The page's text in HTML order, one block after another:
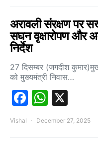
अरावली संरक्षण पर
सघन वृक्षारोपण और
निर्देश
27 दिसम्बर (जगदीश
को मुख्यमंत्री निवास…
Facebook
Vishal December 27, 2025